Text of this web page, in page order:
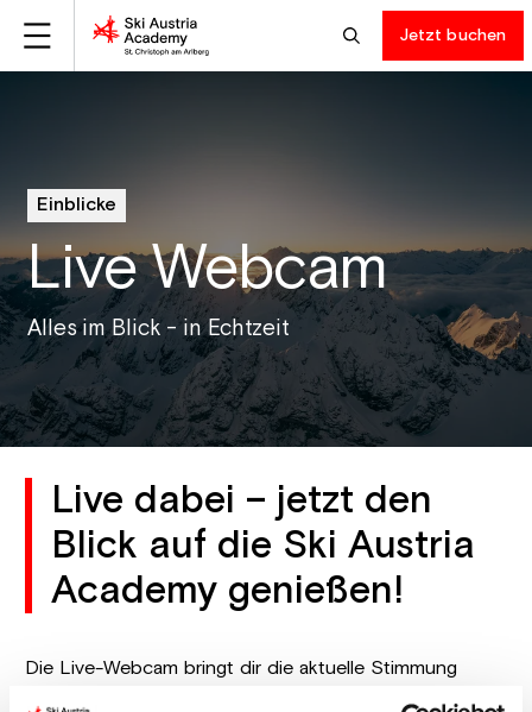
Jetzt buchen
Einblicke
Live Webcam
Alles im Blick - in Echtzeit
Live dabei – jetzt den
Blick auf die Ski Austria
Academy genießen!
Die Live-Webcam bringt dir die aktuelle Stimmung